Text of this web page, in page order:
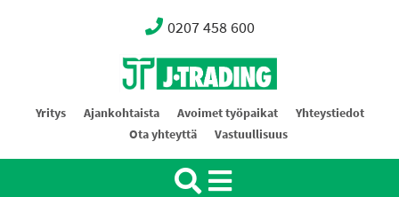
0207 458 600
Oy J-Trading Ab
Yritys Ajankohtaista Avoimet työpaikat
Yhteystiedot
Ota yhteyttä
Vastuullisuus